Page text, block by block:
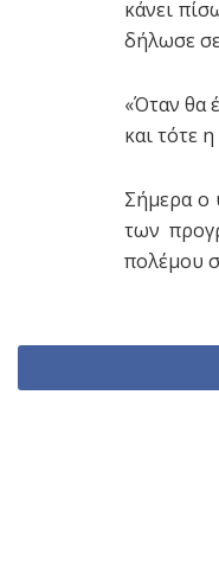
κάνει
δήλωσε
«Όταν θα
και τότε
Σήμερα ο
των
πολέμου